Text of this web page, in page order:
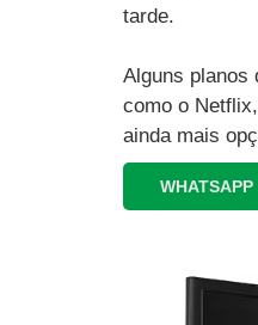
tarde.
Alguns planos
como o
ainda mais
WHATSAPP